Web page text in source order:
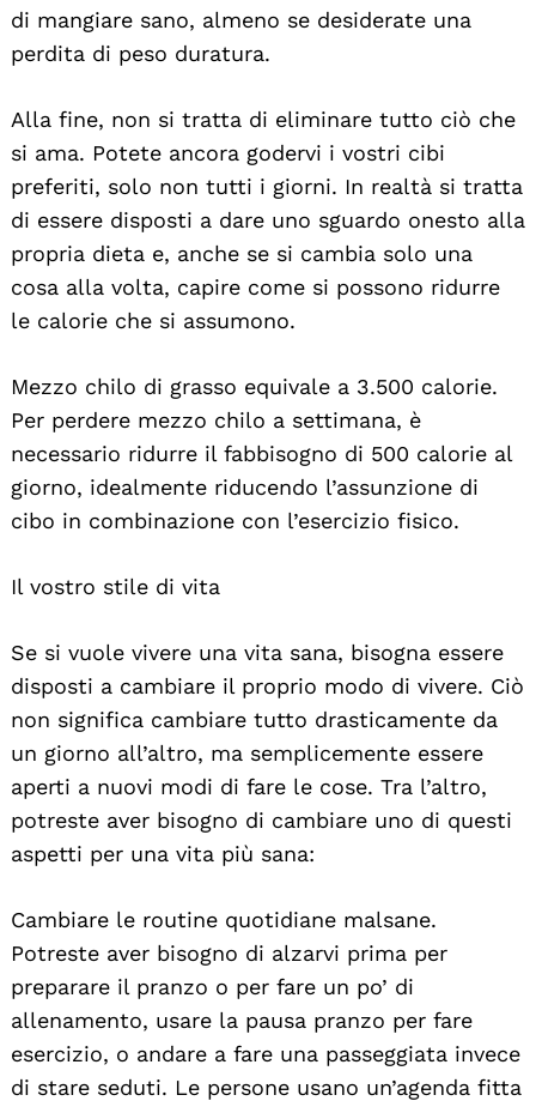
di mangiare sano, almeno se desiderate una
perdita di peso duratura.
Alla fine, non si tratta di eliminare tutto ciò che
si ama. Potete ancora godervi i vostri cibi
preferiti, solo non tutti i giorni. In realtà si tratta
di essere disposti a dare uno sguardo onesto alla
propria dieta e, anche se si cambia solo una
cosa alla volta, capire come si possono ridurre
le calorie che si assumono.
Mezzo chilo di grasso equivale a 3.500 calorie.
Per perdere mezzo chilo a settimana, è
necessario ridurre il fabbisogno di 500 calorie al
giorno, idealmente riducendo l’assunzione di
cibo in combinazione con l’esercizio fisico.
Il vostro stile di vita
Se si vuole vivere una vita sana, bisogna essere
disposti a cambiare il proprio modo di vivere. Ciò
non significa cambiare tutto drasticamente da
un giorno all’altro, ma semplicemente essere
aperti a nuovi modi di fare le cose. Tra l’altro,
potreste aver bisogno di cambiare uno di questi
aspetti per una vita più sana:
Cambiare le routine quotidiane malsane.
Potreste aver bisogno di alzarvi prima per
preparare il pranzo o per fare un po’ di
allenamento, usare la pausa pranzo per fare
esercizio, o andare a fare una passeggiata invece
di stare seduti. Le persone usano un’agenda fitta